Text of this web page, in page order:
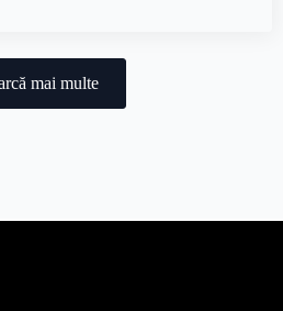
mai multe